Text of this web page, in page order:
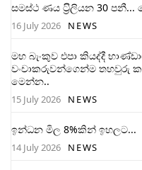
සමස්ථ ණය ට‍්‍රිලියන 30
16 July 2026 NEWS
මහ බැංකුව එපා කියද්දී
වංචාකරුවන්ගෙන්ම තහවුරු
මෙන්න..
15 July 2026 NEWS
ඉන්ධන මිල 8%කින් ඉහලට...
14 July 2026 NEWS